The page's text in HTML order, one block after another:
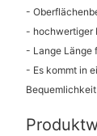
-
- hochwertiger
- Lange Länge
- Es kommt in
Bequemlichkeit